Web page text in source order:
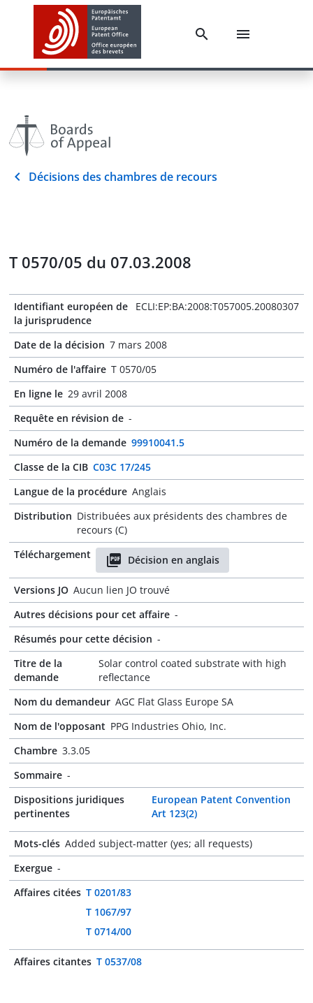
Décisions des chambres de recours
T 0570/05 du 07.03.2008
Identifiant européen de
la jurisprudence
ECLI:EP:BA:2008:T057005.20080307
Date de la décision 7 mars 2008
Numéro de l'affaire T 0570/05
En ligne le 29 avril 2008
Requête en révision de -
Numéro de la demande 99910041.5
Classe de la CIB C03C 17/245
Langue de la procédure Anglais
Distribution Distribuées aux présidents des chambres de
recours (C)
Téléchargement
Décision en anglais
Versions JO Aucun lien JO trouvé
Autres décisions pour cet affaire -
Résumés pour cette décision -
Titre de la
demande
Solar control coated substrate with high
reflectance
Nom du demandeur AGC Flat Glass Europe SA
Nom de l'opposant PPG Industries Ohio, Inc.
Chambre 3.3.05
Sommaire -
Dispositions juridiques
pertinentes
European Patent Convention
Art 123(2)
Mots-clés Added subject-matter (yes; all requests)
Exergue -
Affaires citées T 0201/83
T 1067/97
T 0714/00
Affaires citantes T 0537/08